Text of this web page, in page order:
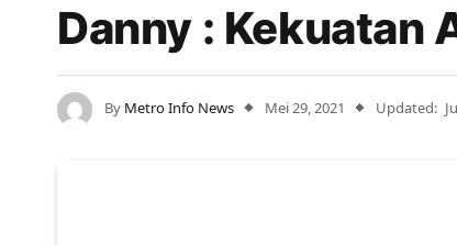
Danny : Kekuatan
By Metro Info News Mei 29, 2021 Updated: